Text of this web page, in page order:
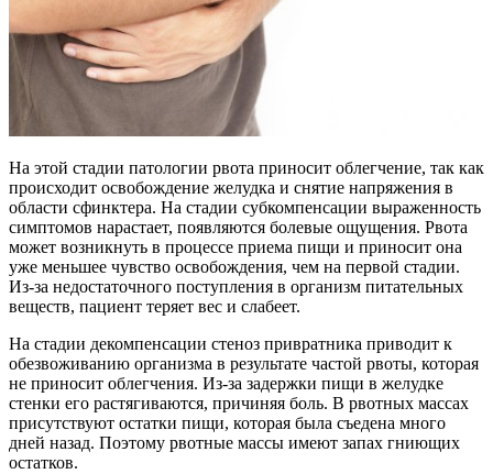
На этой стадии патологии рвота приносит облегчение, так как
происходит освобождение желудка и снятие напряжения в
области сфинктера. На стадии субкомпенсации выраженность
симптомов нарастает, появляются болевые ощущения. Рвота
может возникнуть в процессе приема пищи и приносит она
уже меньшее чувство освобождения, чем на первой стадии.
Из-за недостаточного поступления в организм питательных
веществ, пациент теряет вес и слабеет.
На стадии декомпенсации стеноз привратника приводит к
обезвоживанию организма в результате частой рвоты, которая
не приносит облегчения. Из-за задержки пищи в желудке
стенки его растягиваются, причиняя боль. В рвотных массах
присутствуют остатки пищи, которая была съедена много
дней назад. Поэтому рвотные массы имеют запах гниющих
остатков.